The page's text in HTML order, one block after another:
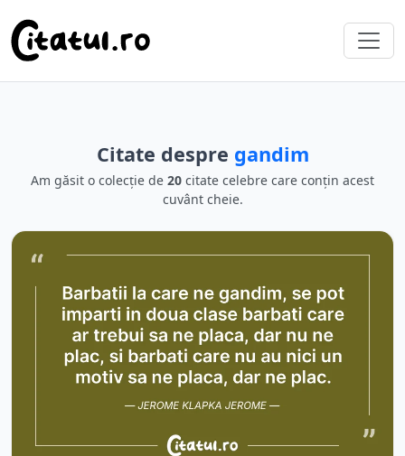
Citate despre gandim
Am găsit o colecție de 20 citate celebre care conțin acest
cuvânt cheie.